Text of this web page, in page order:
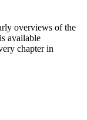
overviews of the
available
chapter in